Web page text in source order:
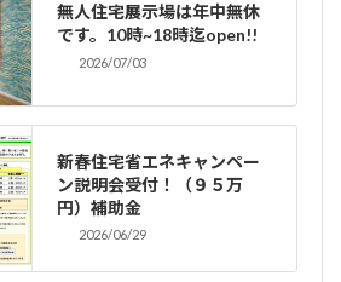
無人住宅展示場は年中無休
です。10時~18時迄open!!
2026/07/03
新春住宅省エネキャンペー
ン説明会受付！（９５万
円）補助金
2026/06/29